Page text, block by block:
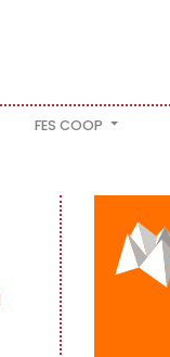
FES COOP